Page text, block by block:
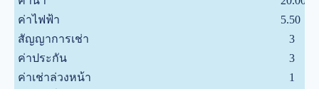
ค่าไฟฟ้า
5.50
สัญญาการเช่า
3
ค่าประกัน
3
ค่าเช่าล่วงหน้า
1